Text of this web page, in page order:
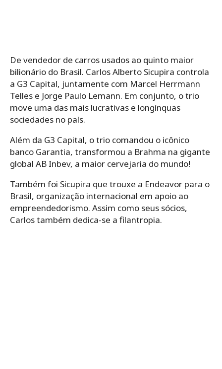
De vendedor de carros usados ao quinto maior
bilionário do Brasil. Carlos Alberto Sicupira controla
a G3 Capital, juntamente com Marcel Herrmann
Telles e Jorge Paulo Lemann. Em conjunto, o trio
move uma das mais lucrativas e longínquas
sociedades no país.
Além da G3 Capital, o trio comandou o icônico
banco Garantia, transformou a Brahma na gigante
global AB Inbev, a maior cervejaria do mundo!
Também foi Sicupira que trouxe a Endeavor para o
Brasil, organização internacional em apoio ao
empreendedorismo. Assim como seus sócios,
Carlos também dedica-se a filantropia.